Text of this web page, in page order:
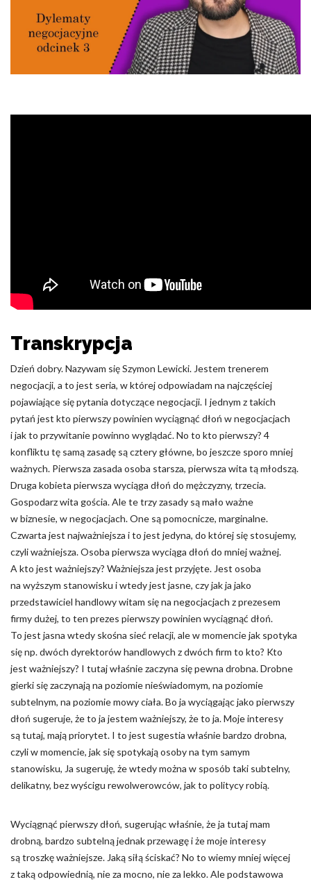
Transkrypcja
Dzień dobry. Nazywam się Szymon Lewicki. Jestem trenerem
negocjacji, a to jest seria, w której odpowiadam na najczęściej
pojawiające się pytania dotyczące negocjacji. I jednym z takich
pytań jest kto pierwszy powinien wyciągnąć dłoń w negocjacjach
i jak to przywitanie powinno wyglądać. No to kto pierwszy? 4
konfliktu tę samą zasadę są cztery główne, bo jeszcze sporo mniej
ważnych. Pierwsza zasada osoba starsza, pierwsza wita tą młodszą.
Druga kobieta pierwsza wyciąga dłoń do mężczyzny, trzecia.
Gospodarz wita gościa. Ale te trzy zasady są mało ważne
w biznesie, w negocjacjach. One są pomocnicze, marginalne.
Czwarta jest najważniejsza i to jest jedyna, do której się stosujemy,
czyli ważniejsza. Osoba pierwsza wyciąga dłoń do mniej ważnej.
A kto jest ważniejszy? Ważniejsza jest przyjęte. Jest osoba
na wyższym stanowisku i wtedy jest jasne, czy jak ja jako
przedstawiciel handlowy witam się na negocjacjach z prezesem
firmy dużej, to ten prezes pierwszy powinien wyciągnąć dłoń.
To jest jasna wtedy skośna sieć relacji, ale w momencie jak spotyka
się np. dwóch dyrektorów handlowych z dwóch firm to kto? Kto
jest ważniejszy? I tutaj właśnie zaczyna się pewna drobna. Drobne
gierki się zaczynają na poziomie nieświadomym, na poziomie
subtelnym, na poziomie mowy ciała. Bo ja wyciągając jako pierwszy
dłoń sugeruje, że to ja jestem ważniejszy, że to ja. Moje interesy
są tutaj, mają priorytet. I to jest sugestia właśnie bardzo drobna,
czyli w momencie, jak się spotykają osoby na tym samym
stanowisku, Ja sugeruję, że wtedy można w sposób taki subtelny,
delikatny, bez wyścigu rewolwerowców, jak to politycy robią.
Wyciągnąć pierwszy dłoń, sugerując właśnie, że ja tutaj mam
drobną, bardzo subtelną jednak przewagę i że moje interesy
są troszkę ważniejsze. Jaką siłą ściskać? No to wiemy mniej więcej
z taką odpowiednią, nie za mocno, nie za lekko. Ale podstawowa
preferowany język lub region, w którym znajduje się użytkownik.
Statystyka
Nieklasyfikowane pliki cookie, to pliki, które są w procesie
wraz z dostawcami poszczególnych ciasteczek.
Akceptuj wszystko